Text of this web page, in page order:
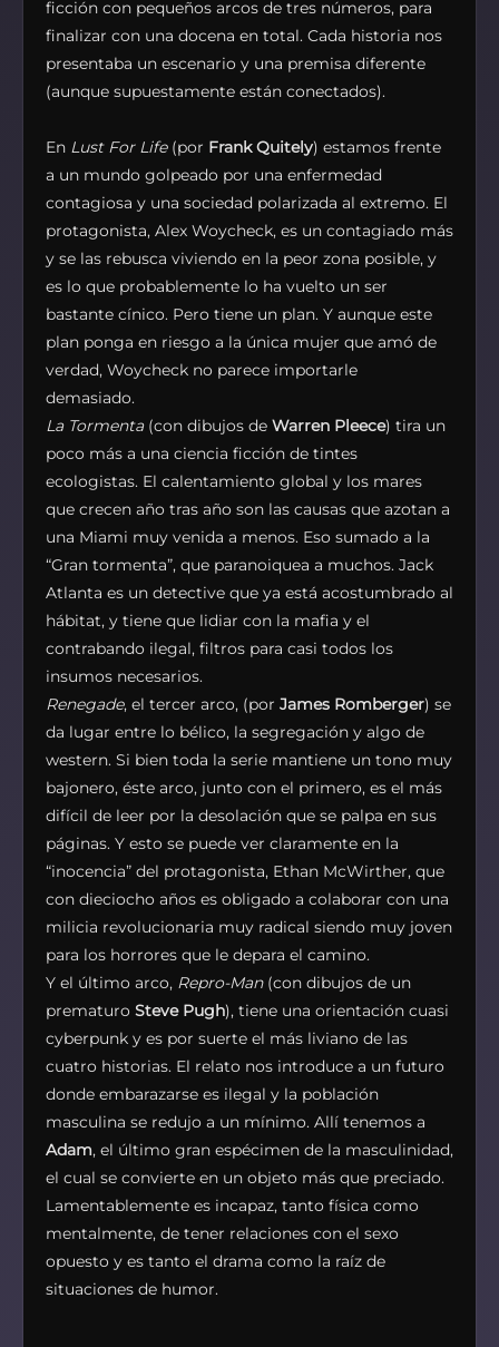
ficción con pequeños arcos de tres números, para
finalizar con una docena en total. Cada historia nos
presentaba un escenario y una premisa diferente
(aunque supuestamente están conectados).
En Lust For Life(por Frank Quitely) estamos frente
a un mundo golpeado por una enfermedad
contagiosa y una sociedad polarizada al extremo. El
protagonista, Alex Woycheck, es un contagiado más
y se las rebusca viviendo en la peor zona posible, y
es lo que probablemente lo ha vuelto un ser
bastante cínico. Pero tiene un plan. Y aunque este
plan ponga en riesgo a la única mujer que amó de
verdad, Woycheck no parece importarle
demasiado.
La Tormenta(con dibujos de Warren Pleece) tira un
poco más a una ciencia ficción de tintes
ecologistas. El calentamiento global y los mares
que crecen año tras año son las causas que azotan a
una Miami muy venida a menos. Eso sumado a la
“Gran tormenta”, que paranoiquea a muchos. Jack
Atlanta es un detective que ya está acostumbrado al
hábitat, y tiene que lidiar con la mafia y el
contrabando ilegal, filtros para casi todos los
insumos necesarios.
Renegade, el tercer arco, (por James Romberger) se
da lugar entre lo bélico, la segregación y algo de
western. Si bien toda la serie mantiene un tono muy
bajonero, éste arco, junto con el primero, es el más
difícil de leer por la desolación que se palpa en sus
páginas. Y esto se puede ver claramente en la
“inocencia” del protagonista, Ethan McWirther, que
con dieciocho años es obligado a colaborar con una
milicia revolucionaria muy radical siendo muy joven
para los horrores que le depara el camino.
Y el último arco, Repro-Man(con dibujos de un
prematuro Steve Pugh), tiene una orientación cuasi
cyberpunk y es por suerte el más liviano de las
cuatro historias. El relato nos introduce a un futuro
donde embarazarse es ilegal y la población
masculina se redujo a un mínimo. Allí tenemos a
Adam, el último gran espécimen de la masculinidad,
el cual se convierte en un objeto más que preciado.
Lamentablemente es incapaz, tanto física como
mentalmente, de tener relaciones con el sexo
opuesto y es tanto el drama como la raíz de
situaciones de humor.